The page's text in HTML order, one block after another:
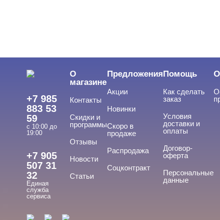
Cвернуть
База
+7 985
883 53
59
с 10:00 до
19:00
+7 905
507 31
32
Единая
служба
сервиса
О
магазине
Контакты
Скидки и
программы
Отзывы
Новости
Статьи
Предложения
Акции
Новинки
Скоро в
продаже
Распродажа
Соцконтракт
Помощь
Как сделать
заказ
Условия
доставки и
оплаты
Договор-
оферта
Персональные
данные